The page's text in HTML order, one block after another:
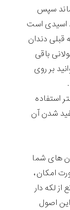
سپس
اسیدی است
قبلی دندان
باقی
بر روی
استفاده
شدن آن
های شما
امکان،
لکه دار
اصول